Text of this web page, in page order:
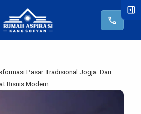
call
Pasar Tradisional Jogja: Dari
Bisnis Modern
right_panel_open